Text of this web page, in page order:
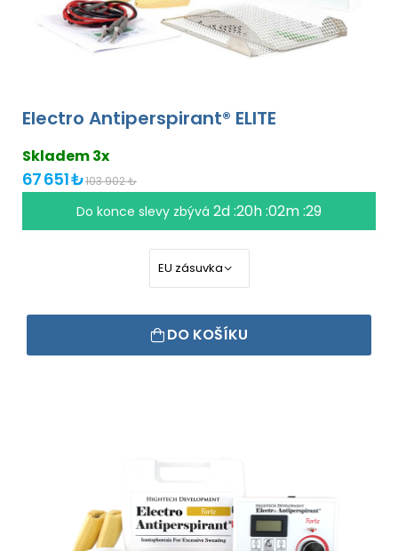
Electro Antiperspirant® ELITE
Skladem 3x
67 651 ₺103 902 ₺
Do konce slevy zbývá 2d :20h :02m :29
DO KOŠÍKU